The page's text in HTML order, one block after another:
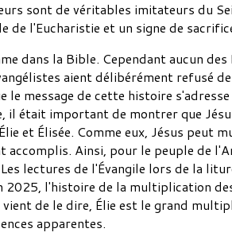
sont de véritables imitateurs du
de l'Eucharistie et un signe de
dans la Bible. Cependant aucun
aient délibérément refusé
message de cette histoire
il était important de montrer que
et Élisée. Comme eux, Jésus peut
Ainsi, pour le peuple de
lectures de l'Évangile lors de la
l'histoire de la multiplication
de le dire, Élie est le grand
apparentes.